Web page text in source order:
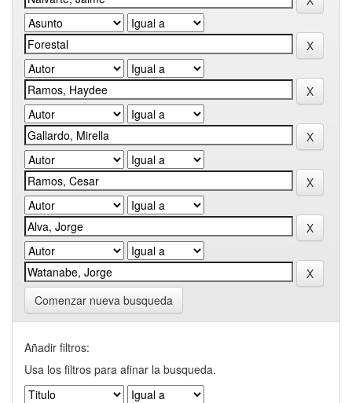
Comenzar nueva busqueda
Añadir filtros:
Usa los filtros para afinar la busqueda.